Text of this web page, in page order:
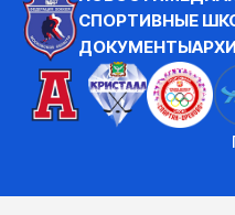
СПОРТИВНЫЕ
ДОКУМЕНТЫ